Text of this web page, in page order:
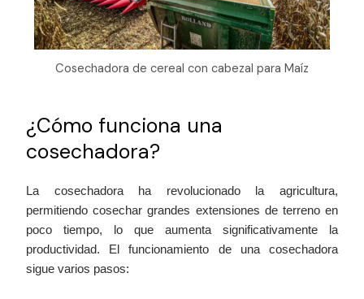
Cosechadora de cereal con cabezal para Maíz
¿Cómo funciona una
cosechadora?
La cosechadora ha revolucionado la agricultura,
permitiendo cosechar grandes extensiones de terreno en
poco tiempo, lo que aumenta significativamente la
productividad. El funcionamiento de una cosechadora
sigue varios pasos: